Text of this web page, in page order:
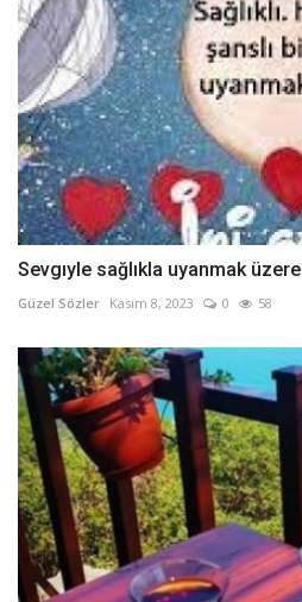
Sevgıyle sağlıkla uyanmak üzere
Güzel Sözler Kasım 8, 2023 0 58